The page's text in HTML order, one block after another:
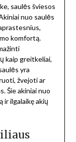
saulės šviesos
nuo saulės
komfortą.
kaip greitkeliai,
yra
žvejoti ar
Šie akiniai nuo
ir ilgalaikę akių